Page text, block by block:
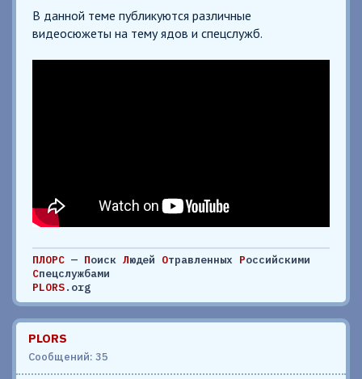
В данной теме публикуются различные
видеосюжеты на тему ядов и спецслужб.
ПЛОРС — Поиск Людей Отравленных Российскими
Спецслужбами
PLORS.org
PLORS
Сообщений: 35